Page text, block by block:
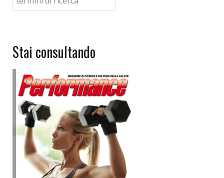
Stai consultando